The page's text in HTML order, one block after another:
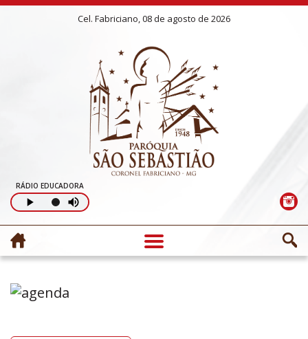
Cel. Fabriciano, 08 de agosto de 2026
RÁDIO EDUCADORA